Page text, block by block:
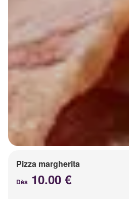
Pizza margherita
Dès 10.00 €